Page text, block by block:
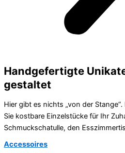
Handgefertigte
gestaltet
Hier gibt es nichts „von der
Sie kostbare Einzelstücke für Ihr
Schmuckschatulle, den
Accessoires